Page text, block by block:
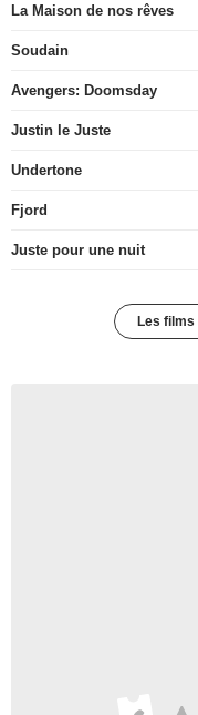
La Maison de nos rêves
Soudain
Avengers: Doomsday
Justin le Juste
Undertone
Fjord
Juste pour une nuit
Les